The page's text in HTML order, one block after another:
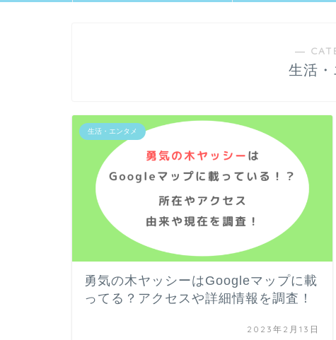
―
生活・
生活・エンタメ
勇気の木ヤッシーはGoogleマップに載
ってる？アクセスや詳細情報を調査！
2023年2月13日